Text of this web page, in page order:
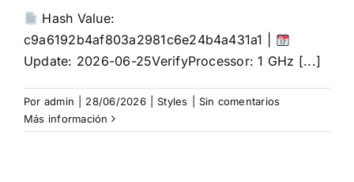
Hash Value:
c9a6192b4af803a2981c6e24b4a431a1 |
Update: 2026-06-25VerifyProcessor: 1 GHz [...]
Por admin 28/06/2026 Styles
Sin comentarios
Más información